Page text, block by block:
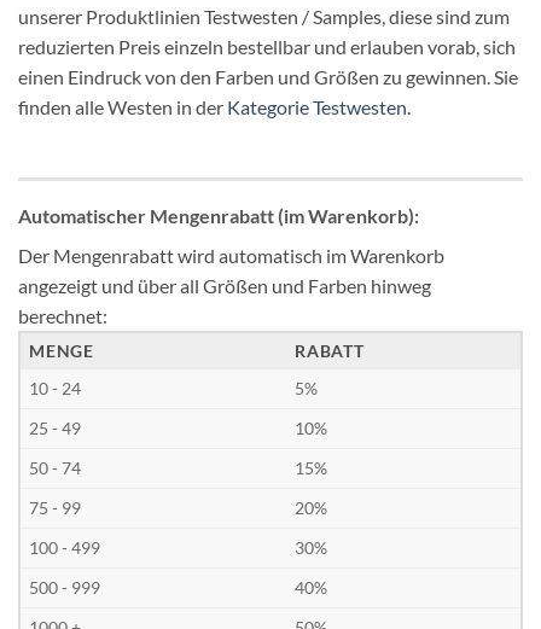
unserer Produktlinien Testwesten / Samples, diese sind zum
reduzierten Preis einzeln bestellbar und erlauben vorab, sich
einen Eindruck von den Farben und Größen zu gewinnen. Sie
finden alle Westen in der Kategorie Testwesten.
Automatischer Mengenrabatt (im Warenkorb):
Der Mengenrabatt wird automatisch im Warenkorb
angezeigt und über all Größen und Farben hinweg
berechnet:
MENGE
RABATT
10 - 24
5%
25 - 49
10%
50 - 74
15%
75 - 99
20%
100 - 499
30%
500 - 999
40%